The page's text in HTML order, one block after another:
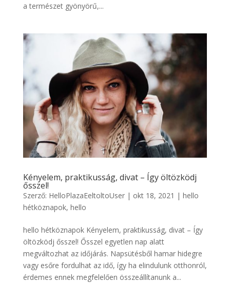
a természet gyönyörű,...
Kényelem, praktikusság, divat – Így öltözködj
ősszel!
Szerző: HelloPlazaEeltoltoUser| okt 18, 2021 | hello
hétköznapok, hello
hello hétköznapok Kényelem, praktikusság, divat – Így
öltözködj ősszel! Ősszel egyetlen nap alatt
megváltozhat az időjárás. Napsütésből hamar hidegre
vagy esőre fordulhat az idő, így ha elindulunk otthonról,
érdemes ennek megfelelően összeállítanunk a...